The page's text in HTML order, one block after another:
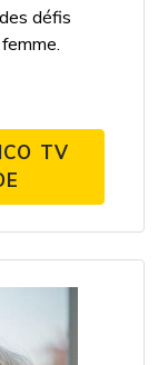
défis
TV